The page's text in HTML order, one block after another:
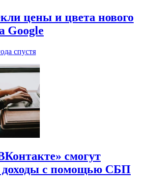
цены и цвета нового
Google
спустя
смогут
доходы с помощью СБП